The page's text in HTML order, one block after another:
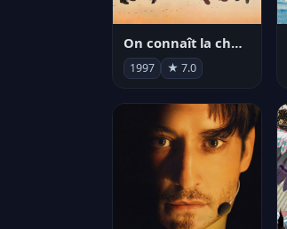
On connaît la chanson
1997 ★ 7.0